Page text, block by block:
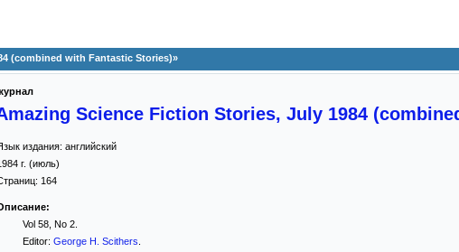
(combined with Fantastic Stories)»
Science Fiction Stories, July 1984
издания: английский
г. (июль)
164
Vol 58, No 2.
Editor: George H. Scithers